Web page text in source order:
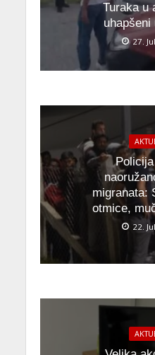
Turaka u
uhapšeni
27.
migranata:
otmice,
22.